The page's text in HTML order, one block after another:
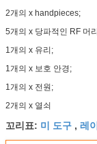
2개의 x handpieces;
5개의 x 당파적인 RF 머
1개의 x 유리;
1개의 x 보호 안경;
1개의 x 전원;
2개의 x 열쇠
꼬리표: 미 도구 , 레